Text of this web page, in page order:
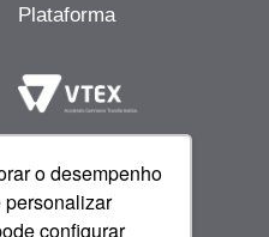
o desempenho
personalizar
configurar
Plataforma